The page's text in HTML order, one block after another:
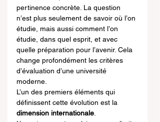
pertinence concrète. La question
n’est plus seulement de savoir où l’on
étudie, mais aussi comment l’on
étudie, dans quel esprit, et avec
quelle préparation pour l’avenir. Cela
change profondément les critères
d’évaluation d’une université
moderne.
L’un des premiers éléments qui
définissent cette évolution est la
dimension internationale